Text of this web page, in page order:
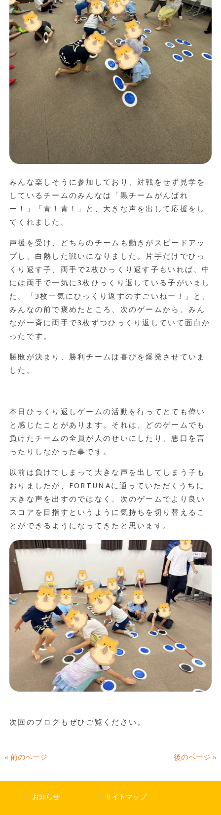
みんな楽しそうに参加しており、対戦をせず見学を
しているチームのみんなは「黒チームがんばれ
ー！」「青！青！」と、大きな声を出して応援をし
てくれました。
声援を受け、どちらのチームも動きがスピードアッ
プし、白熱した戦いになりました。片手だけでひっ
くり返す子、両手で2枚ひっくり返す子もいれば、中
には両手で一気に3枚ひっくり返している子がいまし
た。「3枚一気にひっくり返すのすごいねー！」と、
みんなの前で褒めたところ、次のゲームから、みん
なが一斉に両手で3枚ずつひっくり返していて面白か
ったです。
勝敗が決まり、勝利チームは喜びを爆発させていま
した。
本日ひっくり返しゲームの活動を行ってとても偉い
と感じたことがあります。それは、どのゲームでも
負けたチームの全員が人のせいにしたり、悪口を言
ったりしなかった事です。
以前は負けてしまって大きな声を出してしまう子も
おりましたが、 FORTUNAに通っていただくうちに
大きな声を出すのではなく、次のゲームでより良い
スコアを目指すというように気持ちを切り替えるこ
とができるようになってきたと思います。
次回のブログもぜひご覧ください。
« 前のページ 後のページ »
お知らせ サイトマップ